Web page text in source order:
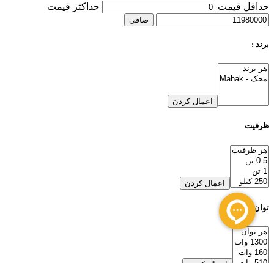
حداقل قیمت حداكثر قيمت
صافی
برند :
اعمال کردن
ظرفیت
اعمال کردن
توان